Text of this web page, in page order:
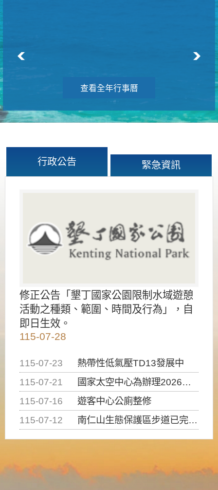
查看全年行事曆
行政公告 緊急資訊
修正公告「墾丁國家公園限制水域遊憩
活動之種類、範圍、時間及行為」，自
即日生效。
115-07-28
115-07-23
熱帶性低氣壓TD13發展中
115-07-21
國家太空中心為辦理2026台灣盃火箭競賽，陸、海、空域警戒及協調相關事宜，因颱風備案事宜
115-07-16
遊客中心公廁整修
115-07-12
南仁山生態保護區步道已完成修復，自115年7月13日（星期一）起恢復開放入園，歡迎民眾依規定申請入園....